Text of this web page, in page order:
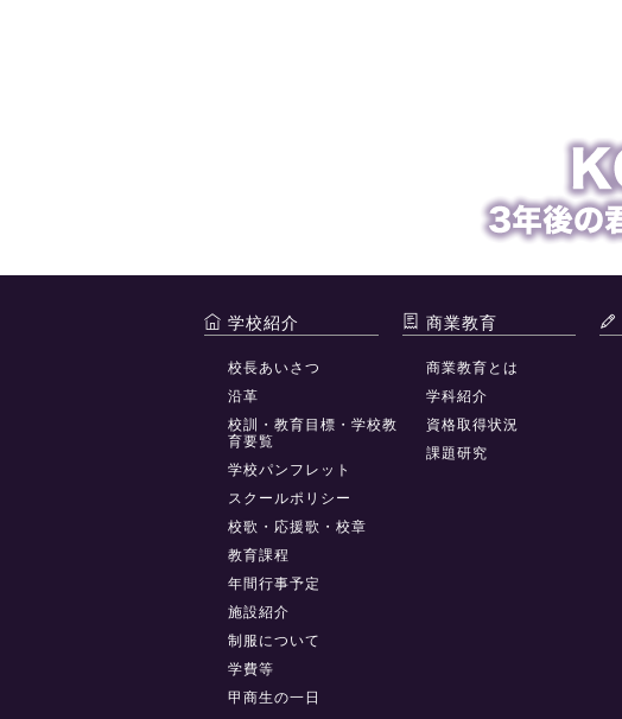
学校紹介
校長あいさつ
沿革
校訓・教育目標・学校教
育要覧
学校パンフレット
スクールポリシー
校歌・応援歌・校章
教育課程
年間行事予定
施設紹介
制服について
学費等
甲商生の一日
商業教育
商業教育とは
学科紹介
資格取得状況
課題研究